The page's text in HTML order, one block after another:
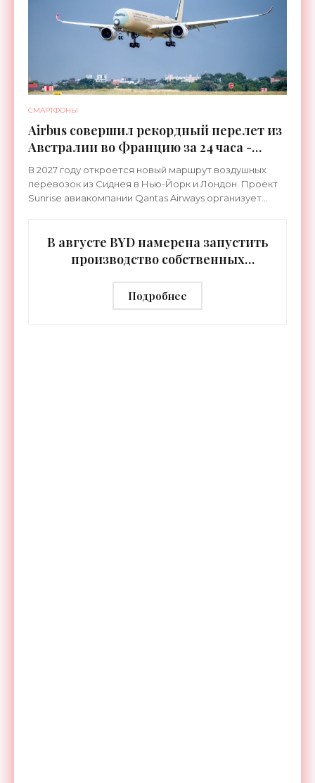
СМАРТФОНЫ
Airbus совершил рекордный перелет из
Австралии во Францию за 24 часа -
«Техника»
В 2027 году откроется новый маршрут воздушных
перевозок из Сиднея в Нью-Йорк и Лондон. Проект
Sunrise авиакомпании Qantas Airways организует
В августе BYD намерена запустить
производство собственных
«Роботы»
Подробнее